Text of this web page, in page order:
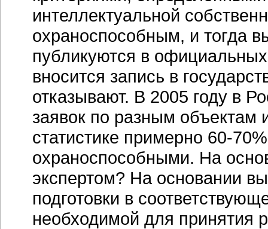
интеллектуальной
охраноспособным, и тогда
публикуются в
вносится запись в
отказывают. В 2005 году в
заявок по разным объектам
статистике примерно 60-70%
охраноспособными. На
экспертом? На основании
подготовки в
необходимой для принятия